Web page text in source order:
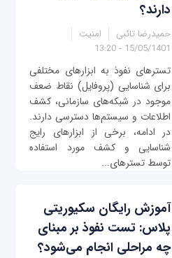
دارند؟
حمیدرضا تائبی
امنیت
15/05/1401 - 13:20
تسترهای نفوذ به ابزارهای مختلفی
برای شناسایی (پروفایل) نقاط ضعف
موجود در شبکه‌های سازمانی، کشف
اطلاعات و سیستم‌ها دسترسی دارند.
در ادامه، برخی از ابزارهای رایج
شناسایی و کشف مورد استفاده
توسط تسترهای...
آموزش رایگان سکیوریتی
پلاس: تست نفوذ بر مبنای
چه مراحلی انجام می‌شود؟